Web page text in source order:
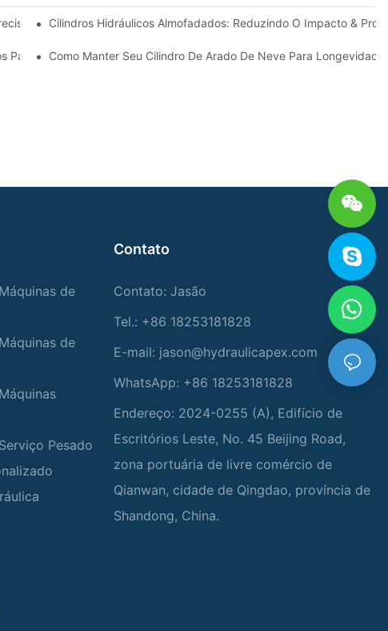
Cilindros Hidráulicos Almofadados: Reduzindo O Impacto &
Para Condições Duras De Inverno
Como Manter Seu Cilindro De Arado De Neve Para Longevidade
de
de
Pesado
Contato
Contato: Jasão
Tel.: +86 18253181828
E-mail: jason@hydraulicapex.com
WhatsApp: +86 18253181828
Endereço: 2024-0255 (A), Edifício de
Escritórios Leste, No. 45 Beijing Road,
zona portuária de livre comércio de
Qianwan, cidade de Qingdao, província de
Shandong, China.